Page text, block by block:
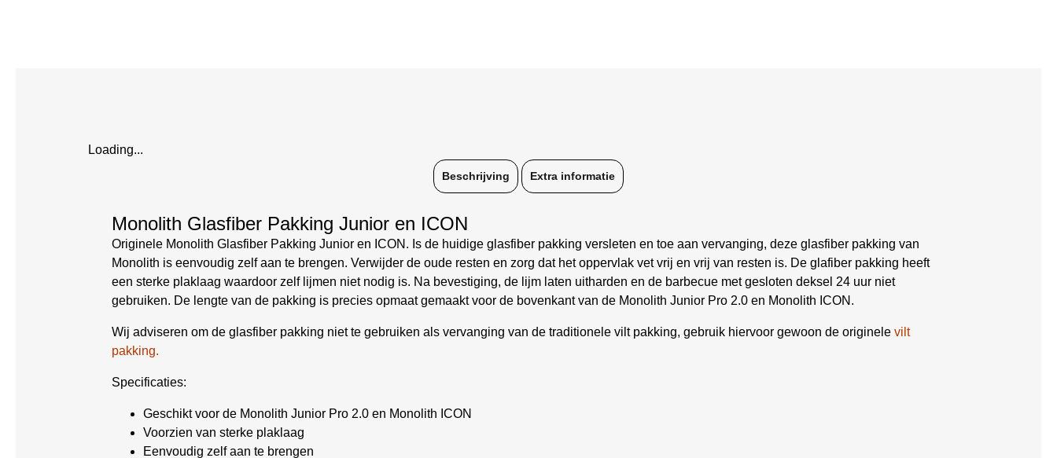
Loading...
Beschrijving Extra informatie
Monolith Glasfiber Pakking Junior en ICON
Originele Monolith Glasfiber Pakking Junior en ICON. Is de huidige glasfiber pakking versleten en toe aan vervanging, deze glasfiber pakking van
Monolith is eenvoudig zelf aan te brengen. Verwijder de oude resten en zorg dat het oppervlak vet vrij en vrij van resten is. De glafiber pakking heeft
een sterke plaklaag waardoor zelf lijmen niet nodig is. Na bevestiging, de lijm laten uitharden en de barbecue met gesloten deksel 24 uur niet
gebruiken. De lengte van de pakking is precies opmaat gemaakt voor de bovenkant van de Monolith Junior Pro 2.0 en Monolith ICON.
Wij adviseren om de glasfiber pakking niet te gebruiken als vervanging van de traditionele vilt pakking, gebruik hiervoor gewoon de originele vilt
pakking.
Specificaties:
Geschikt voor de Monolith Junior Pro 2.0 en Monolith ICON
Voorzien van sterke plaklaag
Eenvoudig zelf aan te brengen